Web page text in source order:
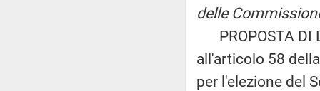
delle Commissioni
PROPOSTA DI
all'articolo 58
per l'elezione del